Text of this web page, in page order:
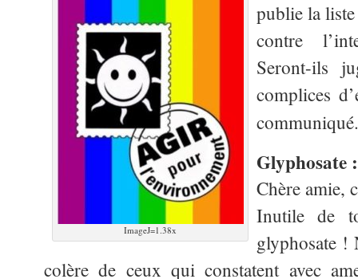
ImageJ=1.38x
publie la
contre
Seront-ils
complices
Glyphosate
Chère amie,
Inutile de
glyphosate !
colère de ceux qui constatent avec